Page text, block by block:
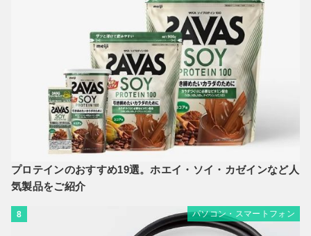
プロテインのおすすめ19選。ホエイ・ソイ・カゼインなど人
気製品をご紹介
8 パソコン・スマートフォン